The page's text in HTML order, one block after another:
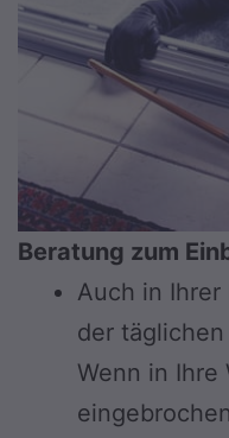
Beratung zum
Auch in Ihrer
der
Wenn in Ihre